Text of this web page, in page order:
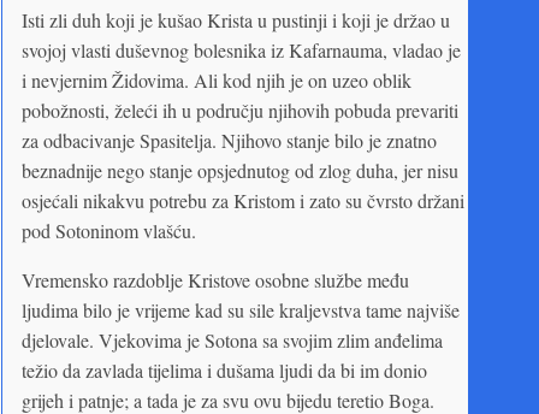
Isti zli duh koji je kušao Krista u pustinji i koji je držao u
svojoj vlasti duševnog bolesnika iz Kafarnauma, vladao je
i nevjernim Židovima. Ali kod njih je on uzeo oblik
pobožnosti, želeći ih u području njihovih pobuda prevariti
za odbacivanje Spasitelja. Njihovo stanje bilo je znatno
beznadnije nego stanje opsjednutog od zlog duha, jer nisu
osjećali nikakvu potrebu za Kristom i zato su čvrsto držani
pod Sotoninom vlašću.
Vremensko razdoblje Kristove osobne službe među
ljudima bilo je vrijeme kad su sile kraljevstva tame najviše
djelovale. Vjekovima je Sotona sa svojim zlim anđelima
težio da zavlada tijelima i dušama ljudi da bi im donio
grijeh i patnje; a tada je za svu ovu bijedu teretio Boga.